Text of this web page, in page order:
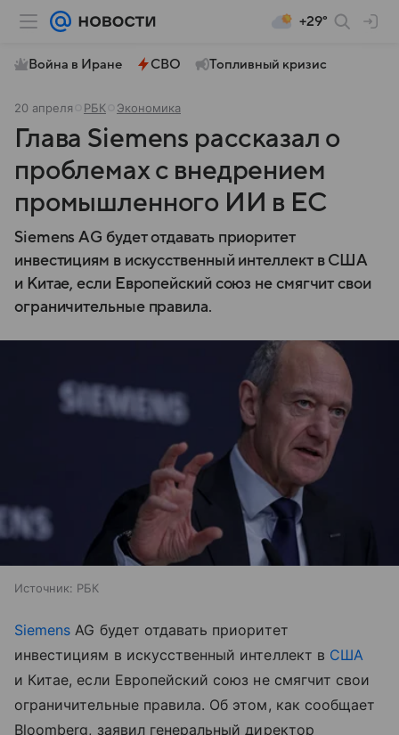
+29°
Война в Иране СВО Топливный кризис
20 апреля РБК Экономика
Глава Siemens рассказал о
проблемах с внедрением
промышленного ИИ в ЕС
Siemens AG будет отдавать приоритет
инвестициям в искусственный интеллект в США
и Китае, если Европейский союз не смягчит свои
ограничительные правила.
Источник: РБК
Siemens AG будет отдавать приоритет
инвестициям в искусственный интеллект в США
и Китае, если Европейский союз не смягчит свои
ограничительные правила. Об этом, как сообщает
Bloomberg, заявил генеральный директор